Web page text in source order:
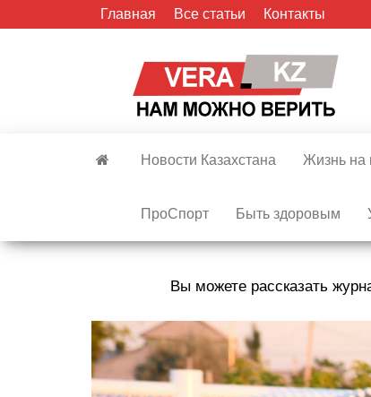
Главная Все статьи Контакты
Новости Казахстана Жизнь на
ПроСпорт Быть здоровым
Вы можете рассказать